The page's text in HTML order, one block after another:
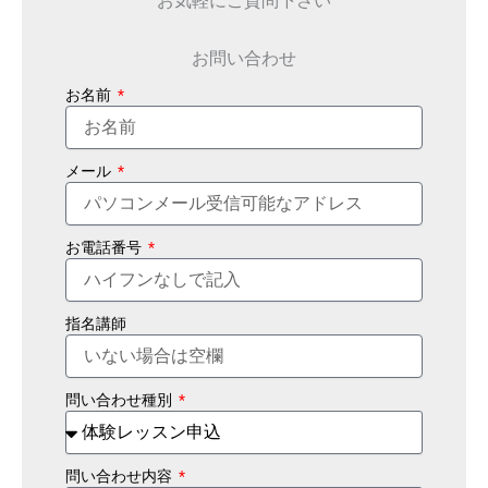
お問い合わせ
お名前
メール
お電話番号
指名講師
問い合わせ種別
問い合わせ内容